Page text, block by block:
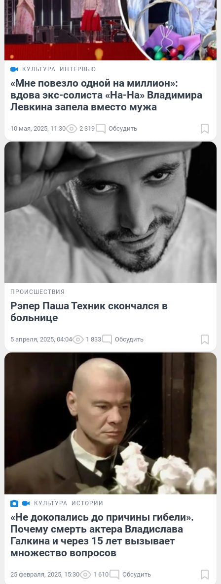
КУЛЬТУРА ИНТЕРВЬЮ
«Мне повезло одной на миллион»:
вдова экс-солиста «На-На» Владимира
Левкина запела вместо мужа
10 мая, 2025, 11:30 2 319 Обсудить
ПРОИСШЕСТВИЯ
Рэпер Паша Техник скончался в
больнице
5 апреля, 2025, 04:04 1 833 Обсудить
КУЛЬТУРА ИСТОРИИ
«Не докопались до причины гибели».
Почему смерть актера Владислава
Галкина и через 15 лет вызывает
множество вопросов
25 февраля, 2025, 15:30 1 610 Обсудить